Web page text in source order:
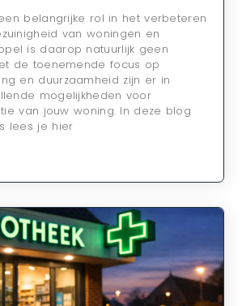
belangrijke rol in het verbeteren
van woningen en
is daarop natuurlijk geen
de toenemende focus op
en duurzaamheid zijn er in
mogelijkheden voor
van jouw woning. In deze blog
lees je hier